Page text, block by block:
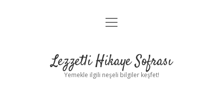
Anasayfa
Yasal Uyarı
menüyü
Lezzetli Hikaye Sofrası
Yemekle ilgili neşeli bilgiler keşfet!